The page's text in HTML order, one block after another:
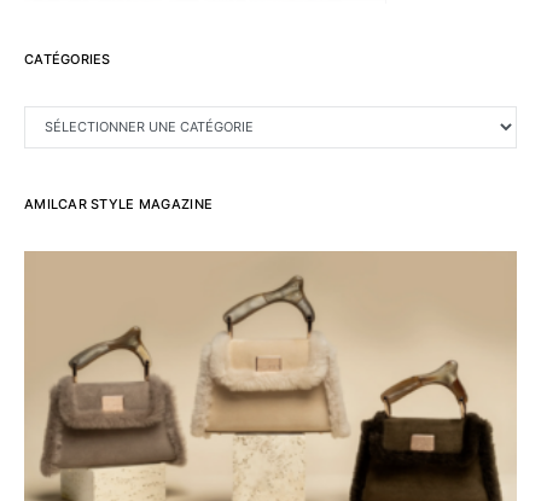
CATÉGORIES
CATÉGORIES
AMILCAR STYLE MAGAZINE